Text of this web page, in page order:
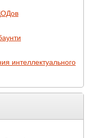
интеллектуального